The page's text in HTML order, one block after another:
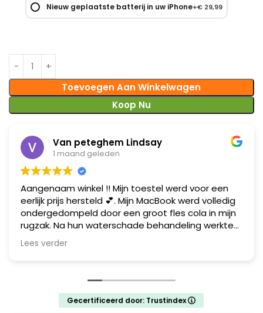
Nieuw geplaatste batterij in uw iPhone+€29,99
Toevoegen Aan Winkelwagen
Koop Nu
Van peteghem Lindsay
1 maand geleden
Aangenaam winkel !! Mijn toestel werd voor een
eerlijk prijs hersteld 💕. Mijn MacBook werd volledig
ondergedompeld door een groot fles cola in mijn
rugzak. Na hun waterschade behandeling werkte
mijn toestel zoals het moet ! Al mijn data heb ik
gelukkig terug gerecupereerd !! Mij zien ze zeker
Lees verder
Gecertificeerd door: Trustindex